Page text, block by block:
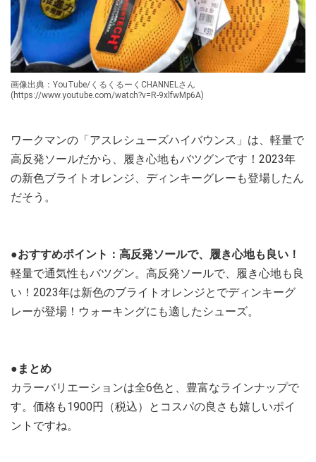
画像出典：YouTube/くるくるーくCHANNELさん
(https://www.youtube.com/watch?v=R-9xlfwMp6A)
ワークマンの「アスレシューズハイバウンス」は、軽量で
高反発ソールだから、履き心地もバツグンです！2023年
の新色ブライトオレンジ、ディンキーグレーも登場したん
だそう。
●おすすめポイント：高反発ソールで、履き心地も良い！
軽量で通気性もバツグン。高反発ソールで、履き心地も良
い！2023年は新色のブライトオレンジとでディンキーグ
レーが登場！ウォーキングにも適したシューズ。
●まとめ
カラーバリエーションは全6色と、豊富なラインナップで
す。価格も1900円（税込）とコスパの良さも嬉しいポイ
ントですね。